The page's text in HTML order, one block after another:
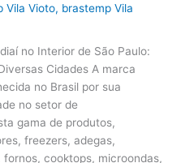
Vila Vioto, brastemp Vila
no Interior de São Paulo:
Cidades A marca
no Brasil por sua
no setor de
gama de produtos,
freezers, adegas,
cooktops, microondas,